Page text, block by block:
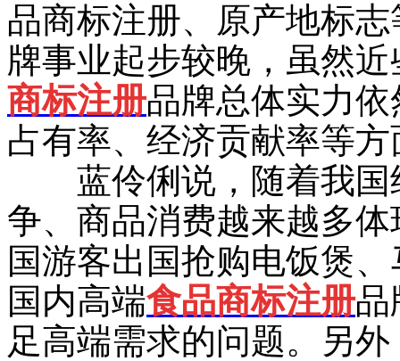
品商标注册、原产地标
牌事业起步较晚，虽然
商标注册品牌总体实力
占有率、经济贡献率等
蓝伶俐说，随着我国
争、商品消费越来越多
国游客出国抢购电饭煲
国内高端食品商标注册品
足高端需求的问题。另